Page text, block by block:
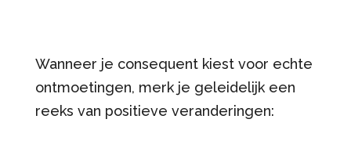
Wanneer je consequent kiest voor echte
ontmoetingen, merk je geleidelijk een
reeks van positieve veranderingen: